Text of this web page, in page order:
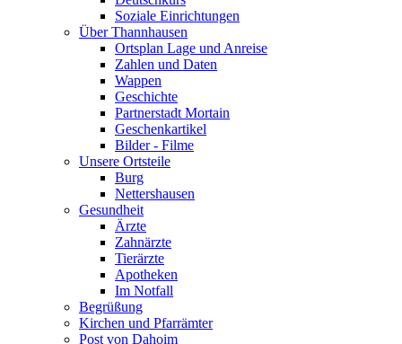
Soziale Einrichtungen
Über Thannhausen
Ortsplan Lage und Anreise
Zahlen und Daten
Wappen
Geschichte
Partnerstadt Mortain
Geschenkartikel
Bilder - Filme
Unsere Ortsteile
Burg
Nettershausen
Gesundheit
Ärzte
Zahnärzte
Tierärzte
Apotheken
Im Notfall
Begrüßung
Kirchen und Pfarrämter
Post von Dahoim